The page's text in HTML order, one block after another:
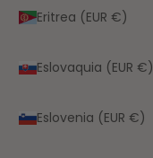
Eritrea (EUR €)
Eslovaquia (EUR €)
Eslovenia (EUR €)